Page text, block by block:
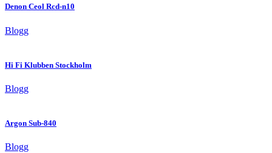
Denon Ceol Rcd-n10
Blogg
Hi Fi Klubben Stockholm
Blogg
Argon Sub-840
Blogg